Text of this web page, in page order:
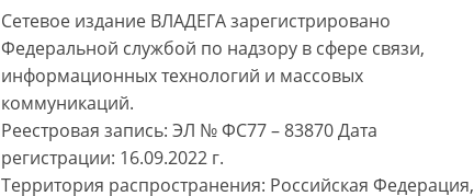
Сетевое издание ВЛАДЕГА зарегистрировано
Федеральной службой по надзору в сфере связи,
информационных технологий и массовых
коммуникаций.
Реестровая запись: ЭЛ № ФС77 – 83870 Дата
регистрации: 16.09.2022 г.
Территория распространения: Российская Федерация,